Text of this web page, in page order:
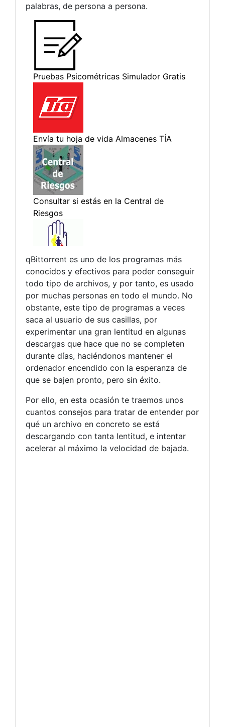
palabras, de persona a persona.
qBittorrent es uno de los programas más
conocidos y efectivos para poder conseguir
todo tipo de archivos, y por tanto, es usado
por muchas personas en todo el mundo. No
obstante, este tipo de programas a veces
saca al usuario de sus casillas, por
experimentar una gran lentitud en algunas
descargas que hace que no se completen
durante días, haciéndonos mantener el
ordenador encendido con la esperanza de
que se bajen pronto, pero sin éxito.
Por ello, en esta ocasión te traemos unos
cuantos consejos para tratar de entender por
qué un archivo en concreto se está
descargando con tanta lentitud, e intentar
acelerar al máximo la velocidad de bajada.